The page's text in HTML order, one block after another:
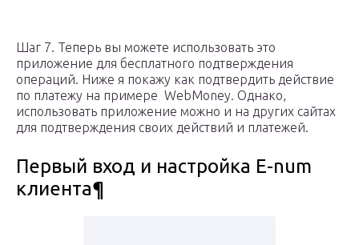
Шаг 7. Теперь вы можете использовать это
приложение для бесплатного подтверждения
операций. Ниже я покажу как подтвердить действие
по платежу на примере WebMoney. Однако,
использовать приложение можно и на других сайтах
для подтверждения своих действий и платежей.
Первый вход и настройка E-num
клиента¶